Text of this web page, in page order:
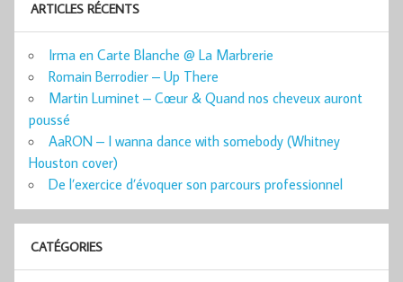
ARTICLES RÉCENTS
Irma en Carte Blanche @ La Marbrerie
Romain Berrodier – Up There
Martin Luminet – Cœur & Quand nos cheveux auront
poussé
AaRON – I wanna dance with somebody (Whitney
Houston cover)
De l’exercice d’évoquer son parcours professionnel
CATÉGORIES